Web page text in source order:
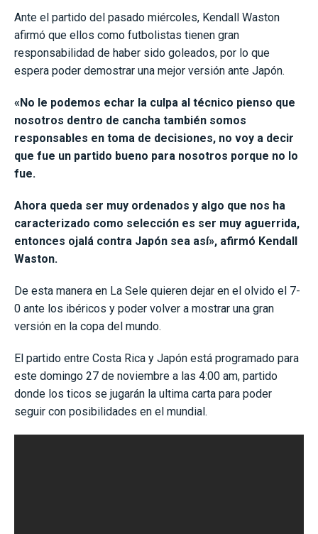
Ante el partido del pasado miércoles, Kendall Waston
afirmó que ellos como futbolistas tienen gran
responsabilidad de haber sido goleados, por lo que
espera poder demostrar una mejor versión ante Japón.
«No le podemos echar la culpa al técnico pienso que
nosotros dentro de cancha también somos
responsables en toma de decisiones, no voy a decir
que fue un partido bueno para nosotros porque no lo
fue.
Ahora queda ser muy ordenados y algo que nos ha
caracterizado como selección es ser muy aguerrida,
entonces ojalá contra Japón sea así», afirmó Kendall
Waston.
De esta manera en La Sele quieren dejar en el olvido el 7-
0 ante los ibéricos y poder volver a mostrar una gran
versión en la copa del mundo.
El partido entre Costa Rica y Japón está programado para
este domingo 27 de noviembre a las 4:00 am, partido
donde los ticos se jugarán la ultima carta para poder
seguir con posibilidades en el mundial.